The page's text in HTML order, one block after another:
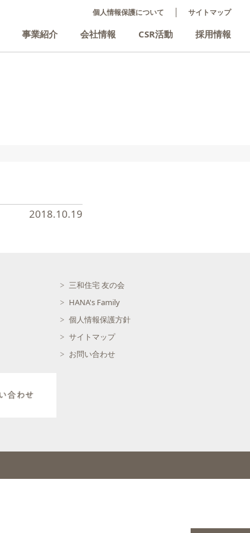
個人情報保護について サイトマップ
事業紹介 会社情報 CSR活動 採用情報
2018.10.19
三和住宅 友の会
HANA's Family
個人情報保護方針
サイトマップ
お問い合わせ